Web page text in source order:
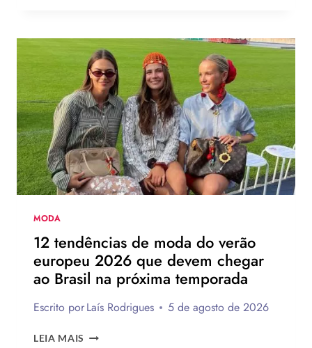
NOVO
CHINELO
DE
SALTO
DA
HAVAIANAS?
MODA
12 tendências de moda do verão
europeu 2026 que devem chegar
ao Brasil na próxima temporada
Escrito porLaís Rodrigues 5 de agosto de 2026
LEIA MAIS